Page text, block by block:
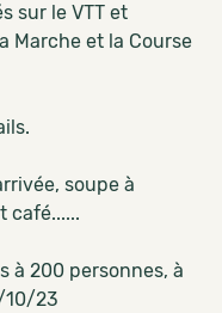
sur le VTT et
Marche et la Course
soupe à
café......
à 200 personnes, à
10/23